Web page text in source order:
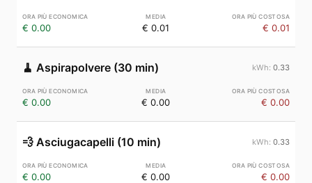
€ 0.00 € 0.01 € 0.01
🧹 Aspirapolvere (30 min) 0.33
€ 0.00 € 0.00 € 0.00
💨 Asciugacapelli (10 min) 0.33
€ 0.00 € 0.00 € 0.00